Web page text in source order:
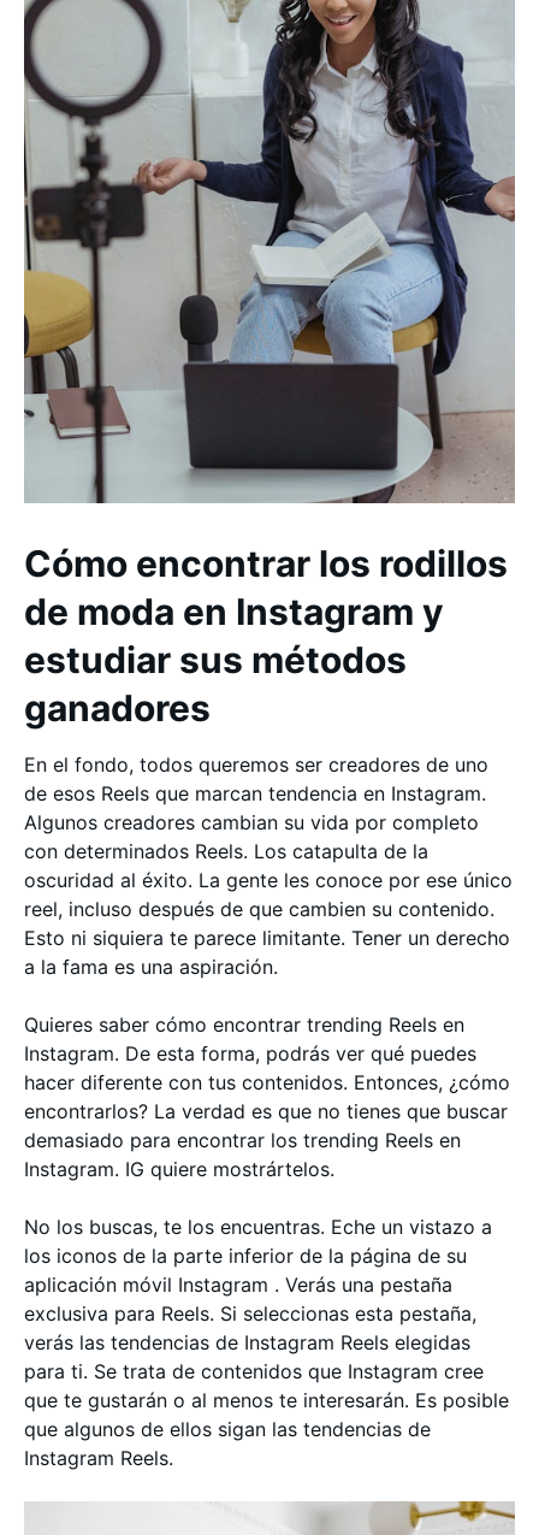
Cómo encontrar los rodillos
de moda en Instagram y
estudiar sus métodos
ganadores
En el fondo, todos queremos ser creadores de uno
de esos Reels que marcan tendencia en Instagram.
Algunos creadores cambian su vida por completo
con determinados Reels. Los catapulta de la
oscuridad al éxito. La gente les conoce por ese único
reel, incluso después de que cambien su contenido.
Esto ni siquiera te parece limitante. Tener un derecho
a la fama es una aspiración.
Quieres saber cómo encontrar trending Reels en
Instagram. De esta forma, podrás ver qué puedes
hacer diferente con tus contenidos. Entonces, ¿cómo
encontrarlos? La verdad es que no tienes que buscar
demasiado para encontrar los trending Reels en
Instagram. IG quiere mostrártelos.
No los buscas, te los encuentras. Eche un vistazo a
los iconos de la parte inferior de la página de su
aplicación móvil Instagram . Verás una pestaña
exclusiva para Reels. Si seleccionas esta pestaña,
verás las tendencias de Instagram Reels elegidas
para ti. Se trata de contenidos que Instagram cree
que te gustarán o al menos te interesarán. Es posible
que algunos de ellos sigan las tendencias de
Instagram Reels.